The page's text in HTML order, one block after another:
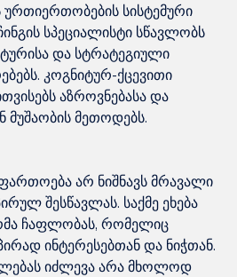
ურთიერთობების სისტემური
სპეციალისტი სწავლობს
და სტრატეგიული
კოგნიტურ-ქცევითი
აზროვნებასა და
არ ნიშნავს მრავალი
შესწავლას. საქმე ეხება
ჩაფლობას, რომელიც
ინტერესებთან და ნიჭთან.
იძლევა არა მხოლოდ